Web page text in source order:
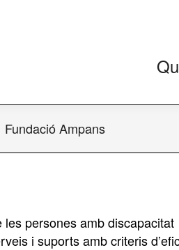
Fundació Ampans
persones amb discapacitat
i suports amb criteris